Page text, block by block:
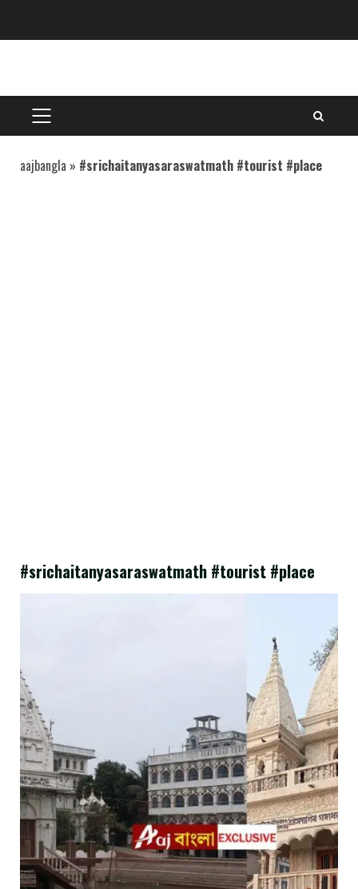
PRIMARY
MENU
aajbangla » #srichaitanyasaraswatmath #tourist #place
#srichaitanyasaraswatmath #tourist #place